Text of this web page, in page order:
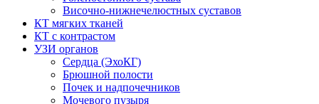
Височно-нижнечелюстных суставов
КТ мягких тканей
КТ с контрастом
УЗИ органов
Сердца (ЭхоКГ)
Брюшной полости
Почек и надпочечников
Мочевого пузыря